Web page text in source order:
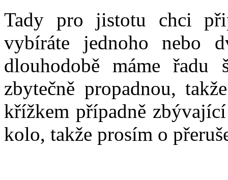
Tady pro jistotu chci
vybíráte jednoho nebo
dlouhodobě máme řadu
zbytečně propadnou,
křížkem případně
kolo, takže prosím o